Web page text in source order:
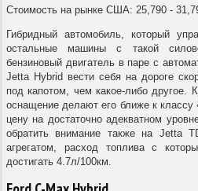
Стоимость на рынке США: 25,790 -
Гибридный автомобиль, который
остальные машины с такой
бензиновый двигатель в паре с
Jetta Hybrid вести себя на дороге
под капотом, чем какое-либо другое.
оснащение делают его ближе к
цену на достаточно адекватном
обратить внимание также на Jetta
агрегатом, расход топлива с
достигать 4.7л/100км.